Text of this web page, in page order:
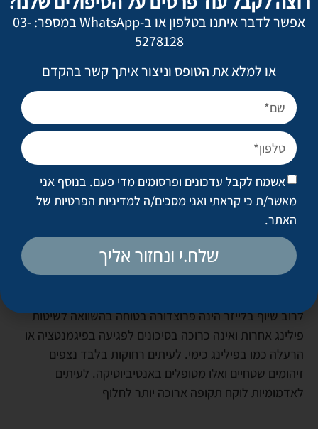
הטיפול העור ימרח במשחה.
החלמה
היממה הראשונה מלווה בנפיחות קלה בפנים או בכאבים קלים,
אבל בדרך כלל אין צורך במשככי כאבים כלל!
לרוב, אחרי כמה ימים העור יסיים את התחדשותו ואפשר יהיה
לחזור לשגרה. תיתכן אדמומיות למשך כמה שבועות,
שבמהלכן אפשר להסתירה על ידי איפור.
סיבוכים
לרוב שיוף בלייזר הינה פרוצדורה בטוחה בהשוואה לשיטות
פילינג אחרות ואינה כרוכה בסיכונים לפגיעה בפיגמנטציה או
הרעלה כמו בפילינג כימי. לעיתים רחוקות בלבד נצפים
זיהומים שטחיים ואלו מטופלים באנטיביוטיקה. לעיתים
לאדמומיות לוקח תקופה ארוכה יותר לחלוף
אפשר לדבר איתנו בטלפון או ב-WhatsApp במספר: 03-
5278128
או למלא את הטופס וניצור איתך קשר בהקדם
אשמח לקבל עדכונים ופרסומים מדי פעם. בנוסף אני
מאשר/ת כי קראתי ואני מסכים/ה למדיניות הפרטיות של
האתר.
שלח.י ונחזור אליך